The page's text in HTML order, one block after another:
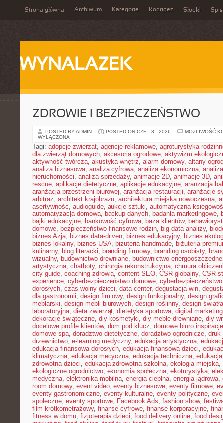
Strona główna Archiwum Kategorie Rodrigez Słodki Spis
WYNALAZEK
ZDROWIE I BEZPIECZEŃSTWO
POSTED BY ADMIN POSTED ON CZE - 3 - 2026
MOŻLIWOŚĆ
WYŁĄCZONA
Tagi: adopcje zwierząt, agencje reklamowe, agroturystyka
dla zwierząt domowych, akcesoria ogrodowe, aktywizm
aktywność twórcza, akustyka wnętrz, alarm domowy, altany
analiza biznesowa, analiza cyfrowa, analiza ekonomiczna,
nieruchomości, analiza sprzedaży, animacje 2D, animacje 3D,
rescue, aplikacje dietetyczne, aplikacje edukacyjne, aranżacja
aranżacja przestrzeni biurowej, aranżacja restauracji, aranżacje
arbitraż, architekt krajobrazu, architektura miejska nowoczesna,
asertywność, audioguide, aukcje sztuki, automatyczna
automatyzacja domowa, backup danych, badania marketingowe,
bajki edukacyjne, bankowość cyfrowa, baza klientów,
domowe, bezpieczeństwo finansowe rodzin, big data analizy,
biznes Azja, biznes data-driven, biznes edukacyjny, biznes
biznes lokalny, biznes USA, bizuteria handmade, biżuteria
kulinarny, blog literacki, branding firmowy, branding osobisty,
wizualny, budownictwo drewniane, budownictwo energooszczędne
artystyczna, chatboty, chirurgia rekonstrukcyjna, chmura
city guide, coaching zdrowia, content SEO, CSR globalny, CSR
experience, cyberbezpieczeństwo domowe,
dorosłych, czas wolny dzieci, data center, degustacja win,
dla gastronomii, design firmowy, design funkcjonalny, design
meblarski, design mebli biurowych, design roślinny, design światła
laboratoryjna, dieta zwierząt, dietetyka sportowa, digital marketing
dekoracje świąteczne, diy kosmetyki, diy meble drewniane, diy
docelowe profile klientów, dom pod klucz, domowe biuro inspiracje
domowe spa, doradztwo dietetyczne, doradztwo ogrodnicze, druk
drzewnictwo, e-learning medyczny, edukacja artystyczna,
edukacja finansowa dorosłych, edukacja finansowa dzieci,
klimatyczna, edukacja medyczna, edukacja techniczna,
zdrowotna dzieci, edukacja zdrowotna szkolna, ekologia miejska,
ekologiczne ogrodnictwo, ekonomia społeczna, ekoturystyka,
medyczna, elektronika mobilna, energia cieplna, energia jądrowa,
room domowy, event video, eventy biznesowe, eventy filmowe,
eventy gastronomiczne, eventy kulturalne, eventy polityczne,
społeczne, eventy sportowe, Facebook Ads, fashion show,
film krótkometrażowy, finanse cyfrowe, finanse korporacyjne,
fitness w domu, fizjoterapia dzieci, food delivery online, food